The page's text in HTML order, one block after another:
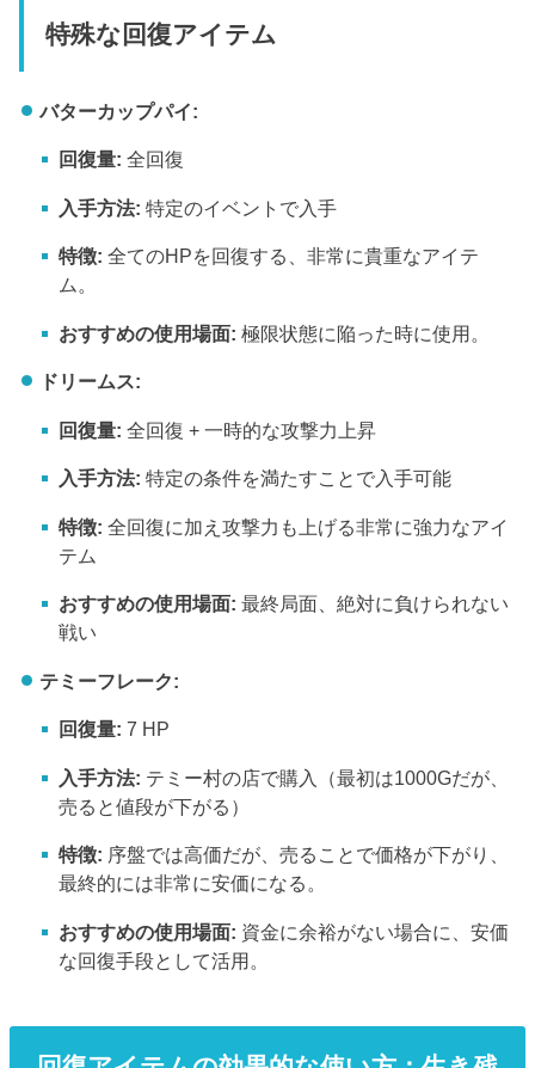
特殊な回復アイテム
バターカップパイ:
回復量: 全回復
入手方法: 特定のイベントで入手
特徴: 全てのHPを回復する、非常に貴重なアイテ
ム。
おすすめの使用場面: 極限状態に陥った時に使用。
ドリームス:
回復量: 全回復 + 一時的な攻撃力上昇
入手方法: 特定の条件を満たすことで入手可能
特徴: 全回復に加え攻撃力も上げる非常に強力なアイ
テム
おすすめの使用場面: 最終局面、絶対に負けられない
戦い
テミーフレーク:
回復量: 7 HP
入手方法: テミー村の店で購入（最初は1000Gだが、
売ると値段が下がる）
特徴: 序盤では高価だが、売ることで価格が下がり、
最終的には非常に安価になる。
おすすめの使用場面: 資金に余裕がない場合に、安価
な回復手段として活用。